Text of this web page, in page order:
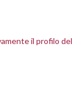
il profilo del